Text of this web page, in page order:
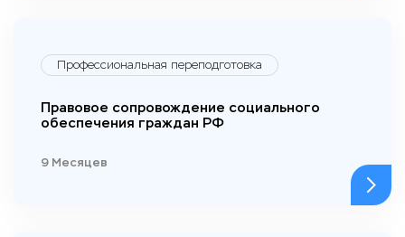
Профессиональная переподготовка
Правовое сопровождение социального
обеспечения граждан РФ
9 Месяцев